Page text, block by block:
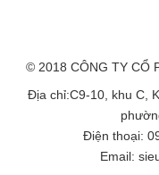
© 2018 CÔNG TY CỔ
Địa chỉ:C9-10, khu C,
Điện thoại:
Email: